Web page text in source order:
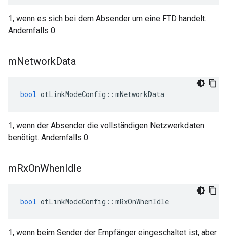
1, wenn es sich bei dem Absender um eine FTD handelt.
Andernfalls 0.
mNetworkData
bool otLinkModeConfig ::mNetworkData
1, wenn der Absender die vollständigen Netzwerkdaten
benötigt. Andernfalls 0.
mRxOnWhenIdle
bool otLinkModeConfig ::mRxOnWhenIdle
1, wenn beim Sender der Empfänger eingeschaltet ist, aber